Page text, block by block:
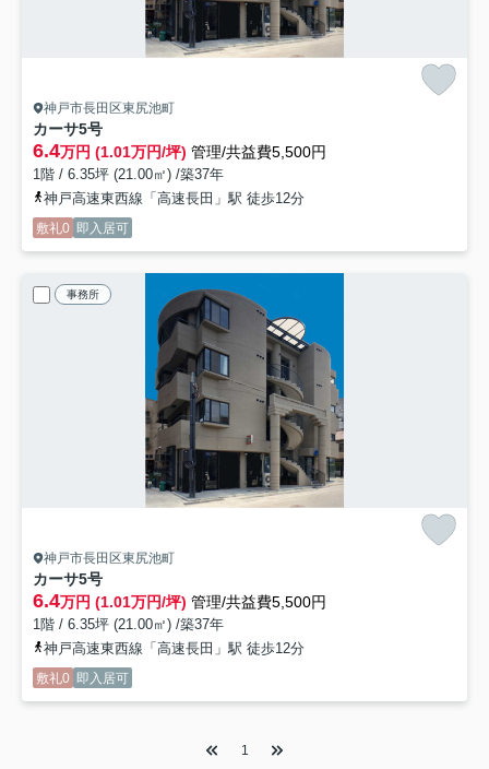
神戸市長田区東尻池町
カーサ5号
6.4万円 (1.01万円/坪) 管理/共益費5,500円
1階 / 6.35坪 (21.00㎡) /築37年
神戸高速東西線「高速長田」駅 徒歩12分
敷礼0 即入居可
事務所
神戸市長田区東尻池町
カーサ5号
6.4万円 (1.01万円/坪) 管理/共益費5,500円
1階 / 6.35坪 (21.00㎡) /築37年
神戸高速東西線「高速長田」駅 徒歩12分
敷礼0 即入居可
1